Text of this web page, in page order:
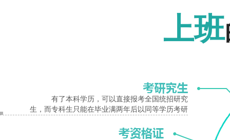
上班
有了本科学历，可以直接报考全国统招研究
生，而专科生只能在毕业满两年后以同等学历考研